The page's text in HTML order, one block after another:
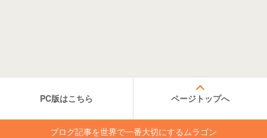
PC版はこちら ページトップへ
ブログ記事を世界で一番大切にするムラゴン